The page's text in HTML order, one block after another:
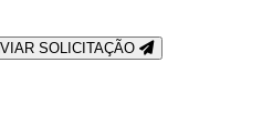
SOLICITAÇÃO